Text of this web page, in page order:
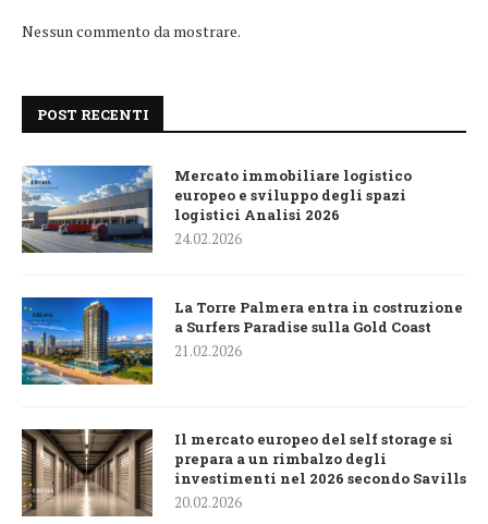
Nessun commento da mostrare.
POST RECENTI
Mercato immobiliare logistico
europeo e sviluppo degli spazi
logistici Analisi 2026
24.02.2026
La Torre Palmera entra in costruzione
a Surfers Paradise sulla Gold Coast
21.02.2026
Il mercato europeo del self storage si
prepara a un rimbalzo degli
investimenti nel 2026 secondo Savills
20.02.2026